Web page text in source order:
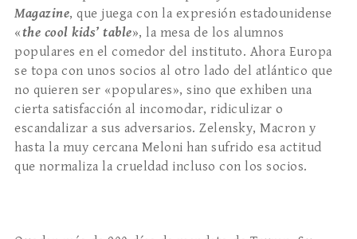
Magazine, que juega con la expresión estadounidense
«the cool kids’ table», la mesa de los alumnos
populares en el comedor del instituto. Ahora Europa
se topa con unos socios al otro lado del atlántico que
no quieren ser «populares», sino que exhiben una
cierta satisfacción al incomodar, ridiculizar o
escandalizar a sus adversarios. Zelensky, Macron y
hasta la muy cercana Meloni han sufrido esa actitud
que normaliza la crueldad incluso con los socios.